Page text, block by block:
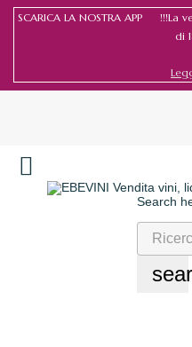
SCARICA LA NOSTRA APP !!!La
di
Search